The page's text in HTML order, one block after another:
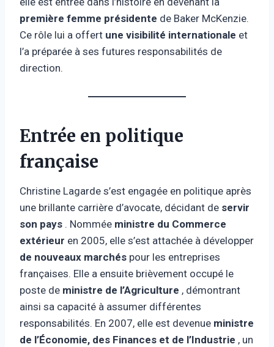
première femme présidente de Baker McKenzie.
Ce rôle lui a offert une visibilité internationale et
l’a préparée à ses futures responsabilités de
direction.
Entrée en politique
française
Christine Lagarde s’est engagée en politique après
une brillante carrière d’avocate, décidant de servir
son pays . Nommée ministre du Commerce
extérieur en 2005, elle s’est attachée à développer
de nouveaux marchés pour les entreprises
françaises. Elle a ensuite brièvement occupé le
poste de ministre de l’Agriculture , démontrant
ainsi sa capacité à assumer différentes
responsabilités. En 2007, elle est devenue ministre
de l’Économie, des Finances et de l’Industrie , un